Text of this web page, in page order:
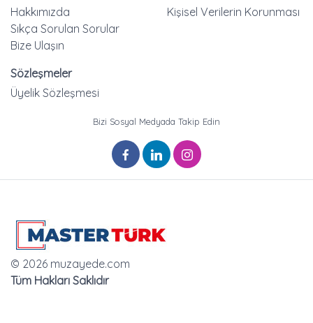
Hakkımızda
Sıkça Sorulan Sorular
Bize Ulaşın
Kişisel Verilerin Korunması
Sözleşmeler
Üyelik Sözleşmesi
Bizi Sosyal Medyada Takip Edin
© 2026 muzayede.com
Tüm Hakları Saklıdır